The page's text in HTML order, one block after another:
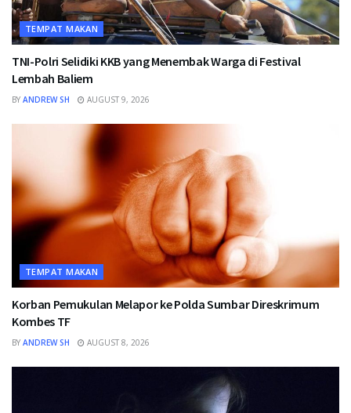
TEMPAT MAKAN
TNI-Polri Selidiki KKB yang Menembak Warga di Festival
Lembah Baliem
BY ANDREW SH AUGUST 9, 2026
TEMPAT MAKAN
Korban Pemukulan Melapor ke Polda Sumbar Direskrimum
Kombes TF
BY ANDREW SH AUGUST 8, 2026